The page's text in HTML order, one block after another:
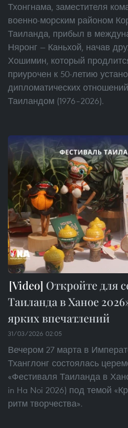
Тхонгнама, заместителя
военно-морским районом
Таиланда, прибыл в
Няронг — Каньхой, начав
Хошимин, который
приурочен к 50-летию
дипломатических
Таиландом (1976–2026).
Откройте для
Таиланда в Ханое
ярких впечатлений
31/03/2026 02:05
Вечером 27 марта в
Тханглонг состоялась
«Фестиваля Таиланда в
in Ha Noi 2026) под темой
ритм творчества».